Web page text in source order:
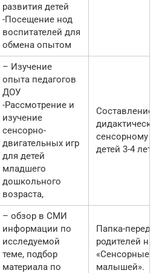
развития детей
-Посещение нод
воспитателей для
обмена опытом
– Изучение
опыта педагогов
ДОУ
-Рассмотрение и
изучение
сенсорно-
двигательных игр
для детей
младшего
дошкольного
возраста,
Составление
сенсорному
детей 3-4 лет
– обзор в СМИ
информации по
исследуемой
теме, подбор
материала по
Папка-
родителей на
«Сенсорные
малышей».